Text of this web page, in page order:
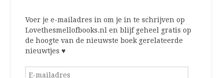
Voer je e-mailadres in om je in te schrijven op
Lovethesmellofbooks.nl en blijf geheel gratis op
de hoogte van de nieuwste boek gerelateerde
nieuwtjes ♥
E-